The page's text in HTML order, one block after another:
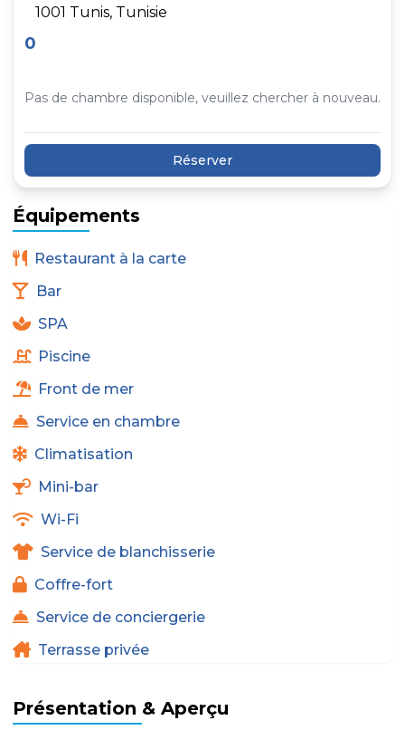
1001 Tunis, Tunisie
0
Pas de chambre disponible, veuillez chercher à nouveau.
Réserver
Équipements
Restaurant à la carte
Bar
SPA
Piscine
Front de mer
Service en chambre
Climatisation
Mini-bar
Wi-Fi
Service de blanchisserie
Coffre-fort
Service de conciergerie
Terrasse privée
Présentation & Aperçu